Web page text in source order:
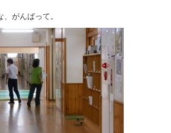
がんばって。